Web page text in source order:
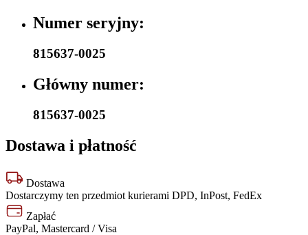
Numer seryjny:
815637-0025
Główny numer:
815637-0025
Dostawa i płatność
Dostawa
Dostarczymy ten przedmiot kurierami DPD, InPost, FedEx
Zapłać
PayPal, Mastercard / Visa